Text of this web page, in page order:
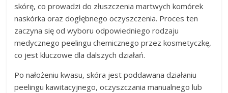
skórę, co prowadzi do złuszczenia martwych komórek
naskórka oraz dogłębnego oczyszczenia. Proces ten
zaczyna się od wyboru odpowiedniego rodzaju
medycznego peelingu chemicznego przez kosmetyczkę,
co jest kluczowe dla dalszych działań.
Po nałożeniu kwasu, skóra jest poddawana działaniu
peelingu kawitacyjnego, oczyszczania manualnego lub